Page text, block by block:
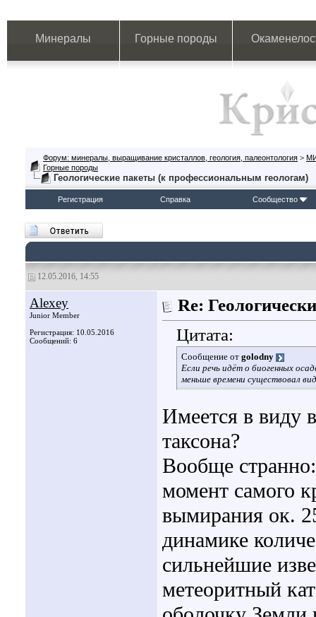
Минералы Горные породы
Форум: минералы, выращивание кристаллов, геология, палеонтология >
Горные породы
Геологические пакеты (к профессиональным геологам)
Регистрация Справка Сообщество
12.05.2016, 14:55
Alexey
Junior Member
Регистрация: 10.05.2016
Сообщений: 6
Re:
Цитата:
Сообщение от golodny
Если речь идёт о биогенных
меньше времени существовал
Имеется в виду
таксона?
Вообще
момент самого
вымирания ок.
динамике
сильнейшие
метеоритный